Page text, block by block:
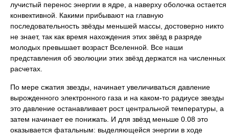
лучистый перенос энергии в ядре, а наверху оболочка остается
конвективной. Какими прибывают на главную
последовательность звёзды меньшей массы, достоверно никто
не знает, так как время нахождения этих звёзд в разряде
молодых превышает возраст Вселенной. Все наши
представления об эволюции этих звёзд держатся на численных
расчетах.
По мере сжатия звезды, начинает увеличиваться давление
вырожденного электронного газа и на каком-то радиусе звезды
это давление останавливает рост центральной температуры, а
затем начинает ее понижать. И для звёзд меньше 0.08 это
оказывается фатальным: выделяющейся энергии в ходе